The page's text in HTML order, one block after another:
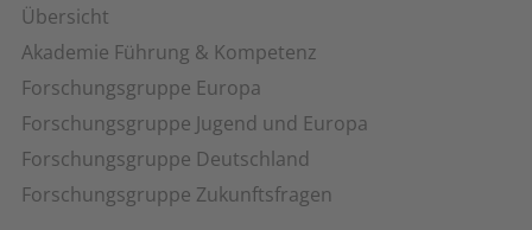
Übersicht
Akademie Führung & Kompetenz
Forschungsgruppe Europa
Forschungsgruppe Jugend und Europa
Forschungsgruppe Deutschland
Forschungsgruppe Zukunftsfragen